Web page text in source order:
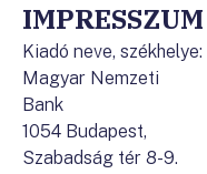
IMPRESSZUM
Kiadó neve, székhelye:
Magyar Nemzeti
Bank
1054 Budapest,
Szabadság tér 8-9.